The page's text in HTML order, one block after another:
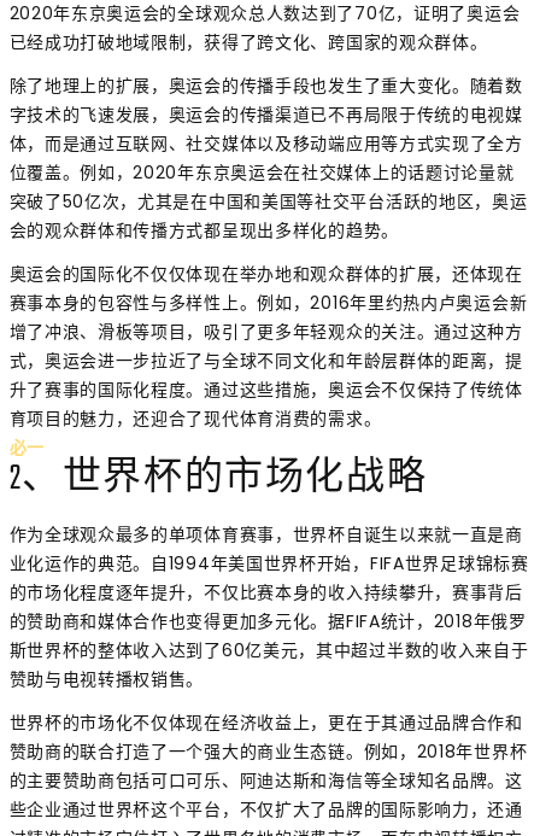
2020年东京奥运会的全球观众总人数达到了70亿，证明了奥运会
已经成功打破地域限制，获得了跨文化、跨国家的观众群体。
除了地理上的扩展，奥运会的传播手段也发生了重大变化。随着数
字技术的飞速发展，奥运会的传播渠道已不再局限于传统的电视媒
体，而是通过互联网、社交媒体以及移动端应用等方式实现了全方
位覆盖。例如，2020年东京奥运会在社交媒体上的话题讨论量就
突破了50亿次，尤其是在中国和美国等社交平台活跃的地区，奥运
会的观众群体和传播方式都呈现出多样化的趋势。
奥运会的国际化不仅仅体现在举办地和观众群体的扩展，还体现在
赛事本身的包容性与多样性上。例如，2016年里约热内卢奥运会新
增了冲浪、滑板等项目，吸引了更多年轻观众的关注。通过这种方
式，奥运会进一步拉近了与全球不同文化和年龄层群体的距离，提
升了赛事的国际化程度。通过这些措施，奥运会不仅保持了传统体
育项目的魅力，还迎合了现代体育消费的需求。
必一
2、世界杯的市场化战略
作为全球观众最多的单项体育赛事，世界杯自诞生以来就一直是商
业化运作的典范。自1994年美国世界杯开始，FIFA世界足球锦标赛
的市场化程度逐年提升，不仅比赛本身的收入持续攀升，赛事背后
的赞助商和媒体合作也变得更加多元化。据FIFA统计，2018年俄罗
斯世界杯的整体收入达到了60亿美元，其中超过半数的收入来自于
赞助与电视转播权销售。
世界杯的市场化不仅体现在经济收益上，更在于其通过品牌合作和
赞助商的联合打造了一个强大的商业生态链。例如，2018年世界杯
的主要赞助商包括可口可乐、阿迪达斯和海信等全球知名品牌。这
些企业通过世界杯这个平台，不仅扩大了品牌的国际影响力，还通